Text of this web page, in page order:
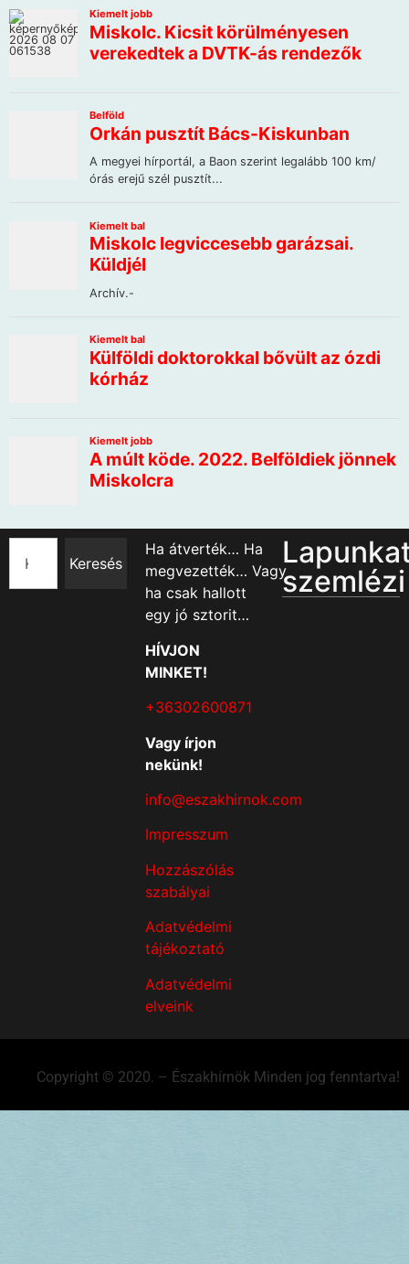
Keresés
Ha átverték… Ha
megvezették… Vagy
ha csak hallott
egy jó sztorit…
HÍVJON
MINKET!
+36302600871
Vagy írjon
nekünk!
info@eszakhirnok.com
Impresszum
Hozzászólás
szabályai
Adatvédelmi
tájékoztató
Adatvédelmi
elveink
szemlézi
Copyright © 2020. – Északhírnök Minden jog fenntartva!